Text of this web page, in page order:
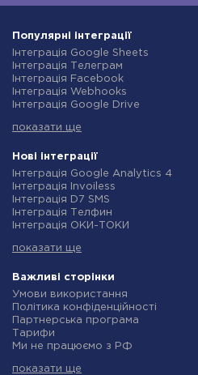
Популярні інтеграції
Інтеграція Google Sheets
Інтеграція Телеграм
Інтеграція Facebook
Інтеграція Webhooks
Інтеграція Google Drive
Інтеграція Gmail
Інтеграція Rozetka
Інтеграція OpenAI (ChatGPT)
Інтеграція Binotel
Інтеграція Prom
Інтеграція Приват24
Інтеграція OLX
Інтеграція SendPulse
Інтеграція Stream Telecom
Інтеграція Google Analytics
Інтеграція Creatio
Інтеграція Ringostat
Інтеграція Google Calendar
Інтеграція Airtable
показати ще
Нові інтеграції
Інтеграція Google Analytics 4
Інтеграція Invoiless
Інтеграція D7 SMS
Інтеграція Телфин
Інтеграція ОКИ-ТОКИ
Інтеграція Microsoft Dynamics 365
Інтеграція TxtSync
Інтеграція Wire2Air
Інтеграція Corezoid
Інтеграція Infobip
Інтеграція Instasent
Інтеграція AtomPark
Інтеграція Campaign Monitor
показати ще
Важливі сторінки
Умови використання
Політика конфіденційності
Партнерська програма
Тарифи
Ми не працюємо з РФ
Індивідуальна розробка
показати ще